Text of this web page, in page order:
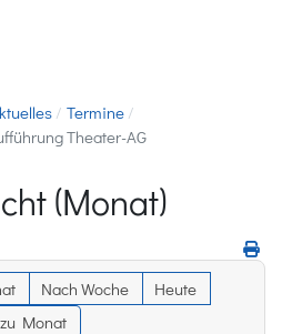
Termine
Theater-AG
(Monat)
Nach Woche
Heute
Monat